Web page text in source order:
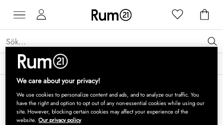
Få 15 % rabatt på Grythyttan Stålmöbler* →
We care about your privacy!
We use cookies to personalize content and ads, and to analyze our traffic. You
have the right and option to opt out of any non-essential cookies while using our
site. However, blocking certain cookies may affect your experience of the
website. Our privacy policy